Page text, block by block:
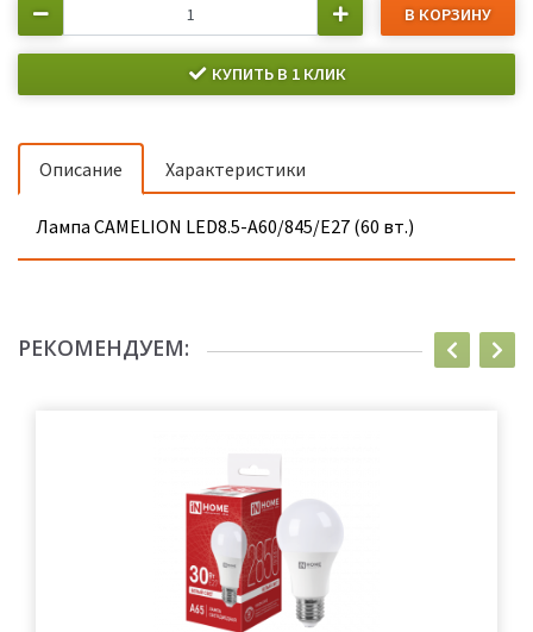
В КОРЗИНУ
КУПИТЬ В 1 КЛИК
Описание Характеристики
Лампа CAMELION LED8.5-A60/845/Е27 (60 вт.)
РЕКОМЕНДУЕМ: